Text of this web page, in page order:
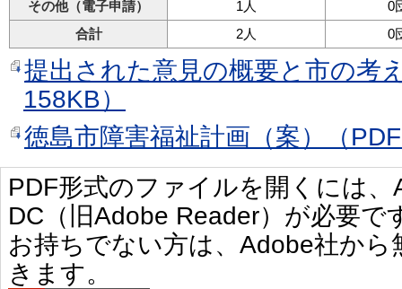
その他（電子申請）
1人
0
合計
2人 0
提出された意見の概要と市の考
158KB）
徳島市障害福祉計画（案）（
PDF形式のファイルを開くには
DC（旧Adobe Reader）が必要で
お持ちでない方は、Adobe社か
きます。